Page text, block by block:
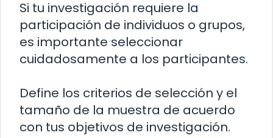
Si tu investigación requiere la
participación de individuos o grupos,
es importante seleccionar
cuidadosamente a los participantes.
Define los criterios de selección y el
tamaño de la muestra de acuerdo
con tus objetivos de investigación.